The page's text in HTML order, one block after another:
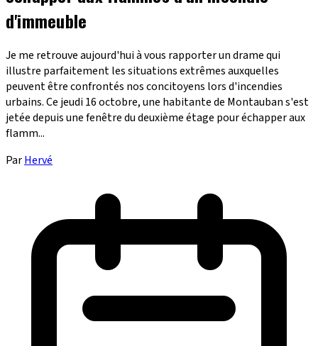
d'immeuble
Je me retrouve aujourd'hui à vous rapporter un drame qui
illustre parfaitement les situations extrêmes auxquelles
peuvent être confrontés nos concitoyens lors d'incendies
urbains. Ce jeudi 16 octobre, une habitante de Montauban s'est
jetée depuis une fenêtre du deuxième étage pour échapper aux
flamm...
ParHervé